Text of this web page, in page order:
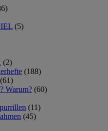
(5)
(2)
(188)
(61)
Warum? (60)
(11)
(45)